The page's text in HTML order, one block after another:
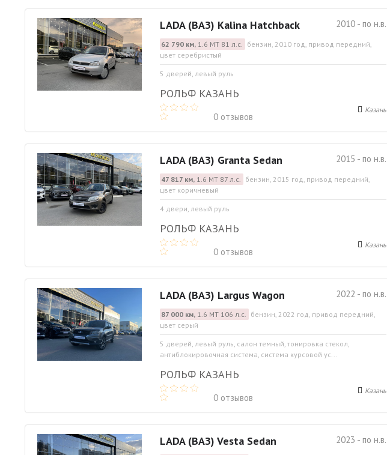
2010 - по н.в.
LADA (ВАЗ) Kalina Hatchback
62 790 км,1.6 МТ 81 л.с. бензин, 2010 год, привод передний,
цвет серебристый
5 дверей, левый руль
РОЛЬФ КАЗАНЬ
0 отзывов
Казань
2015 - по н.в.
LADA (ВАЗ) Granta Sedan
47 817 км,1.6 МТ 87 л.с. бензин, 2015 год, привод передний,
цвет коричневый
4 двери, левый руль
РОЛЬФ КАЗАНЬ
0 отзывов
Казань
2022 - по н.в.
LADA (ВАЗ) Largus Wagon
87 000 км,1.6 МТ 106 л.с. бензин, 2022 год, привод передний,
цвет серый
5 дверей, левый руль, салон темный, тонировка стекол,
антиблокировочная система, система курсовой ус...
РОЛЬФ КАЗАНЬ
0 отзывов
Казань
2023 - по н.в.
LADA (ВАЗ) Vesta Sedan